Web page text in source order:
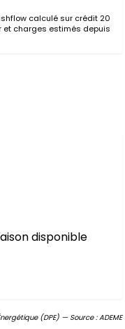
calculé sur crédit 20
et charges estimés depuis
disponible
(DPE) — Source : ADEME